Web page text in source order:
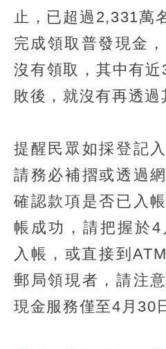
止，已超過2,331萬
完成領取普發現金
沒有領取，其中有
敗後，就沒有再透過
提醒民眾如採登記
請務必補摺或透過
確認款項是否已入
帳成功，請把握於
入帳，或直接到
郵局領現者，請注
現金服務僅至4月30